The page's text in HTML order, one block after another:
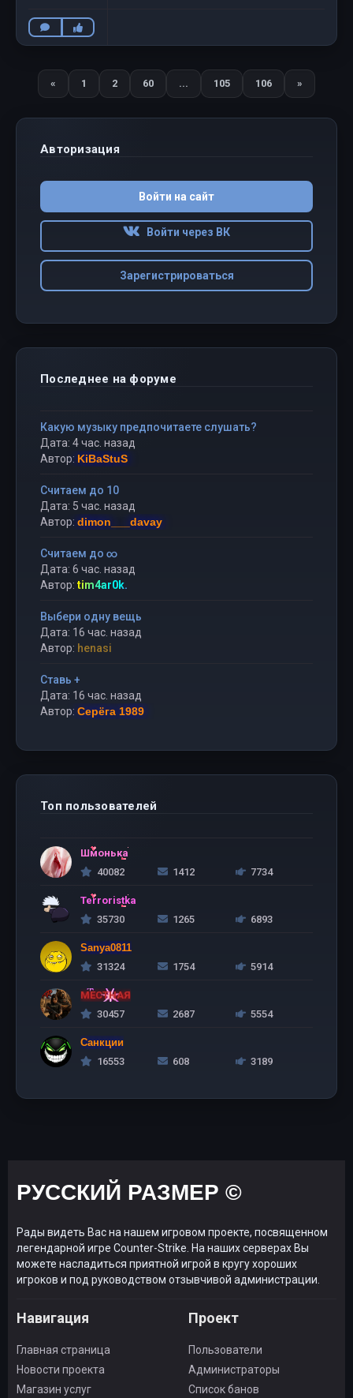
«Назад1 2 60 ... 105 106 »Вперед
Авторизация
Войти на сайт
Войти через ВК
Зарегистрироваться
Последнее на форуме
Какую музыку предпочитаете слушать?
Дата: 4 час. назад
Автор: KiBaStuS
Считаем до 10
Дата: 5 час. назад
Автор: dimon___davay
Считаем до ∞
Дата: 6 час. назад
Автор: tim4ar0k.
Выбери одну вещь
Дата: 16 час. назад
Автор: henasi
Ставь +
Дата: 16 час. назад
Автор: Серёга 1989
Топ пользователей
Шмонька
40082
1412 7734
Terroristka
35730
1265 6893
Sanya0811
31324
1754 5914
МЕСТНАЯ
30457
2687 5554
Санкции
16553
608 3189
РУССКИЙ РАЗМЕР ©
Рады видеть Вас на нашем игровом проекте, посвященном
легендарной игре Counter-Strike. На наших серверах Вы
можете насладиться приятной игрой в кругу хороших
игроков и под руководством отзывчивой администрации.
Навигация
Главная страница
Новости проекта
Магазин услуг
Проект
Пользователи
Администраторы
Список банов